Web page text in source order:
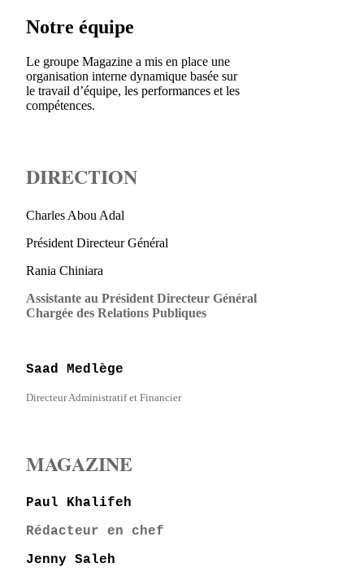
Notre équipe
Le groupe Magazine a mis en place une
organisation interne dynamique basée sur
le travail d’équipe, les performances et les
compétences.
DIRECTION
Charles Abou Adal
Président Directeur Général
Rania Chiniara
Assistante au Président Directeur Général
Chargée des Relations Publiques
Saad Medlège
Directeur Administratif et Financier
MAGAZINE
Paul Khalifeh
Rédacteur en chef
Jenny Saleh